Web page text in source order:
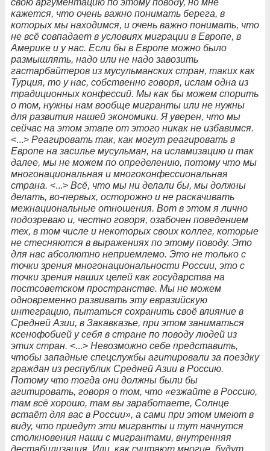
свою аргументацию по этому поводу, но мне
кажется, что очень важно понимать берега, в
которых мы находимся, и очень важно понимать, что
не всё совпадает в условиях миграции в Европе, в
Америке и у нас. Если бы в Европе можно было
размышлять, надо или не надо завозить
гастарбайтеров из мусульманских стран, таких как
Турция, то у нас, собственно говоря, ислам одна из
традиционных конфессий. Мы как бы можем спорить
о том, нужны нам вообще мигранты или не нужны
для развития нашей экономики. Я уверен, что мы
сейчас на этом этапе от этого никак не избавимся.
<...> Реагировать так, как могут реагировать в
Европе на засилье мусульман, на исламизацию и так
далее, мы не можем по определению, потому что мы
многонациональная и многоконфессиональная
страна. <...> Всё, что мы ни делали бы, мы должны
делать, во-первых, осторожно и не раскачивать
межнациональные отношения. Вот в этом я лично
подозреваю и, честно говоря, озабочен поведением
тех, в том числе и некоторых своих коллег, которые
не стесняются в выражениях по этому поводу. Это
для нас абсолютно неприемлемо. Это не только с
точки зрения многонациональности России, это с
точки зрения наших целей как государства на
постсоветском пространстве. Мы не можем
одновременно развивать эту евразийскую
интеграцию, пытаться сохранить своё влияние в
Средней Азии, в Закавказье, при этом заниматься
ксенофобией у себя в стране по поводу людей из
этих стран. <...> Невозможно себе представить,
чтобы западные спецслужбы агитировали за поездку
граждан из республик Средней Азии в Россию.
Потому что тогда они должны были бы
агитировать, говоря о том, что «езжайте в Россию,
там всё хорошо, там вы заработаете, Солнце
встаёт для вас в России», а сами при этом имеют в
виду, что приедут эти мигранты и тут начнутся
столкновения наши с мигрантами, внутренняя